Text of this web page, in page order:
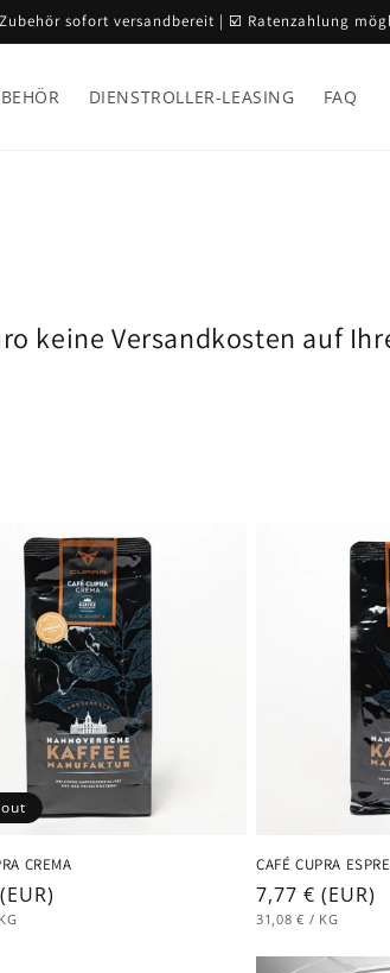
sofort versandbereit | ☑️ Ratenzahlung
DIENSTROLLER-LEASING FAQ
keine Versandkosten auf
CREMA
PER
KG
CAFÉ CUPRA
Regular
price
7,77 € (EUR)
UNIT
31,08 € / PER
KG